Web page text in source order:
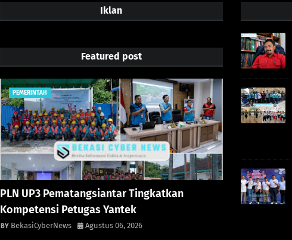
Iklan
Featured post
PEMERINTAH
PLN UP3 Pematangsiantar Tingkatkan
Kompetensi Petugas Yantek
BekasiCyberNews Agustus 06, 2026